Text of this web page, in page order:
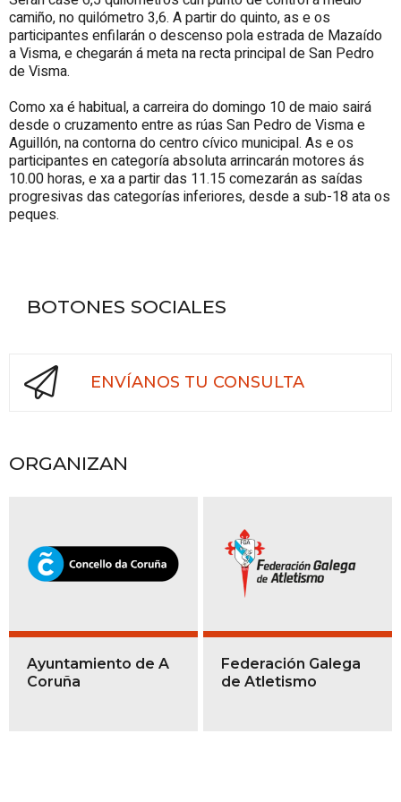
camiño, no quilómetro 3,6. A partir do quinto, as e os
participantes enfilarán o descenso pola estrada de Mazaído
a Visma, e chegarán á meta na recta principal de San Pedro
de Visma.
Como xa é habitual, a carreira do domingo 10 de maio sairá
desde o cruzamento entre as rúas San Pedro de Visma e
Aguillón, na contorna do centro cívico municipal. As e os
participantes en categoría absoluta arrincarán motores ás
10.00 horas, e xa a partir das 11.15 comezarán as saídas
progresivas das categorías inferiores, desde a sub-18 ata os
peques.
BOTONES SOCIALES
ENVÍANOS TU CONSULTA
ORGANIZAN
Ayuntamiento de A
Coruña
Federación Galega
de Atletismo